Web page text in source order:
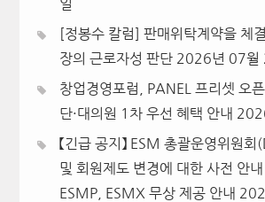
일
[정봉수 칼럼] 판매위탁계약을 체
장의 근로자성 판단 2026년 07월
창업경영포럼, PANEL 프리셋 오
단·대의원 1차 우선 혜택 안내
【긴급 공지】 ESM 총괄운영위원
및 회원제도 변경에 대한 사전 안
ESMP, ESMX 무상 제공 안내